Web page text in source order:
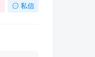
私信